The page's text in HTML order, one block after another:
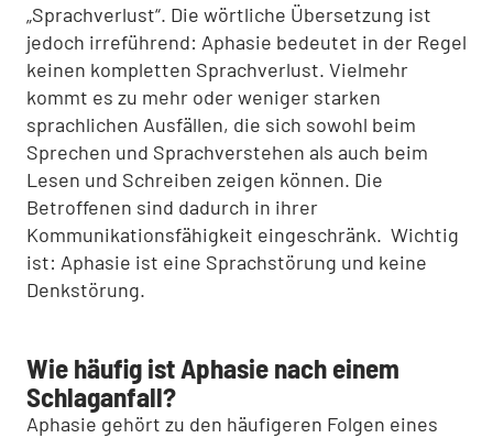
„Sprachverlust“. Die wörtliche Übersetzung ist
jedoch irreführend: Aphasie bedeutet in der Regel
keinen kompletten Sprachverlust. Vielmehr
kommt es zu mehr oder weniger starken
sprachlichen Ausfällen, die sich sowohl beim
Sprechen und Sprachverstehen als auch beim
Lesen und Schreiben zeigen können. Die
Betroffenen sind dadurch in ihrer
Kommunikationsfähigkeit eingeschränk. Wichtig
ist: Aphasie ist eine Sprachstörung und keine
Denkstörung.
Wie häufig ist Aphasie nach einem
Schlaganfall?
Aphasie gehört zu den häufigeren Folgen eines